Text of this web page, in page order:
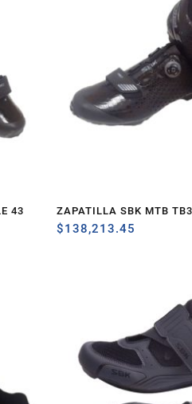
43 ZAPATILLA SBK MTB
$138,213.45